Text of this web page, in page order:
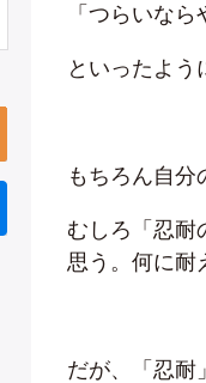
「つらいな
といったよう
もちろん自分
むしろ「忍耐
思う。何に耐
だが、「忍耐